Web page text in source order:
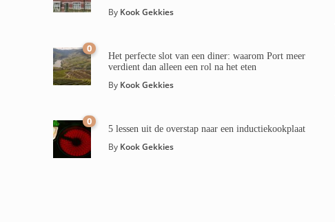
By Kook Gekkies
0
Het perfecte slot van een diner: waarom Port meer
verdient dan alleen een rol na het eten
By Kook Gekkies
0
5 lessen uit de overstap naar een inductiekookplaat
By Kook Gekkies